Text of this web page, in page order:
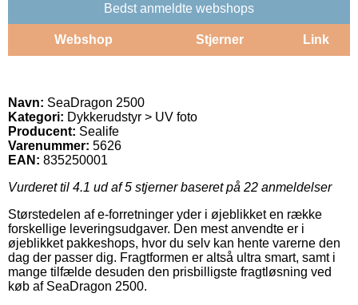
Bedst anmeldte webshops
Webshop Stjerner Link
Navn: SeaDragon 2500
Kategori: Dykkerudstyr > UV foto
Producent: Sealife
Varenummer: 5626
EAN: 835250001
Vurderet til 4.1 ud af 5 stjerner baseret på 22 anmeldelser
Størstedelen af e-forretninger yder i øjeblikket en række
forskellige leveringsudgaver. Den mest anvendte er i
øjeblikket pakkeshops, hvor du selv kan hente varerne den
dag der passer dig. Fragtformen er altså ultra smart, samt i
mange tilfælde desuden den prisbilligste fragtløsning ved
køb af SeaDragon 2500.